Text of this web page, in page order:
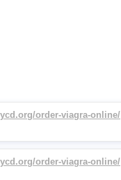
order-viagra-online/
order-viagra-online/